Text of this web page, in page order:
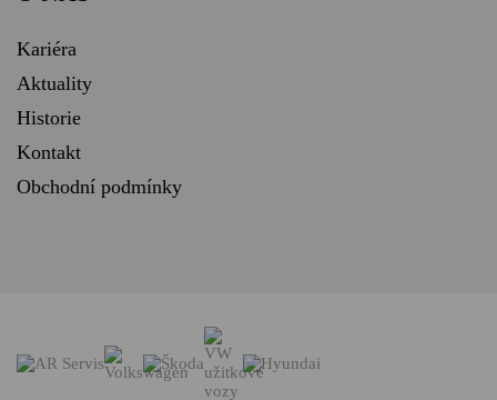
Kariéra
Aktuality
Historie
Kontakt
Obchodní podmínky